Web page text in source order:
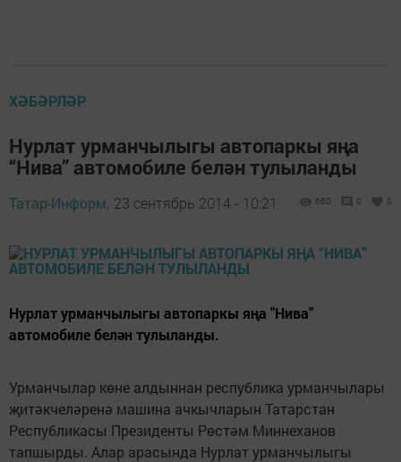
ХӘБӘРЛӘР
Нурлат урманчылыгы автопаркы яңа
“Нива” автомобиле белән тулыланды
Татар-Информ, 23 сентябрь 2014 - 10:21 660 0 0
Нурлат урманчылыгы автопаркы яңа "Нива"
автомобиле белән тулыланды.
Урманчылар көне алдыннан республика урманчылары
җитәкчеләренә машина ачкычларын Татарстан
Республикасы Президенты Рөстәм Миннеханов
тапшырды. Алар арасында Нурлат урманчылыгы